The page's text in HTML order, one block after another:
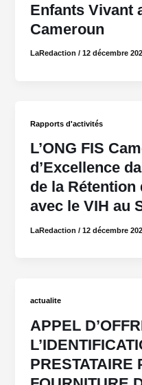
Enfants Vivant
Cameroun
LaRedaction/12 décembre
Rapports d'activités
L’ONG FIS
d’Excellence
de la
avec le VIH au
LaRedaction/12 décembre
actualite
APPEL
PRESTATAIRE